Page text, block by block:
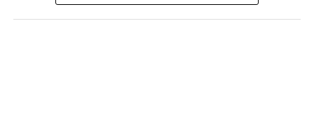
Στάγκο, οι οποίοι θα συνεχίσουν μαζί την ποδοσφαιρική